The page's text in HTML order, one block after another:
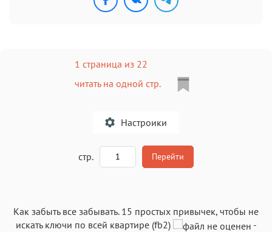
1 страница из 22
читать на одной стр.
Настроики
стр. Перейти
Как забыть все забывать. 15 простых привычек, чтобы не
искать ключи по всей квартире (fb2)
-